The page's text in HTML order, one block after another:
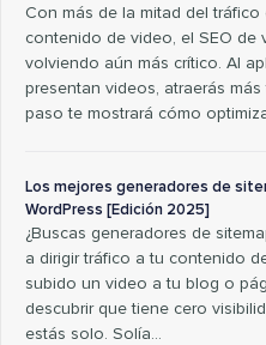
Con más de la mitad del
contenido de video, el SEO de
volviendo aún más crítico. Al
presentan videos, atraerás
paso te mostrará cómo
Los mejores generadores de
WordPress [Edición 2025]
¿Buscas generadores de
a dirigir tráfico a tu contenido
subido un video a tu blog o
descubrir que tiene cero
estás solo. Solía…